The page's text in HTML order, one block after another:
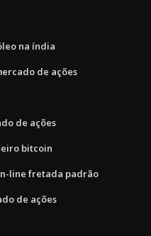
na índia
de ações
de ações
bitcoin
line fretada padrão
de ações